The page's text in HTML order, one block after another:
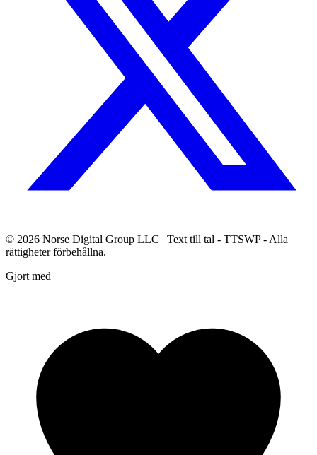
© 2026 Norse Digital Group LLC | Text till tal - TTSWP - Alla
rättigheter förbehållna.
Gjort med